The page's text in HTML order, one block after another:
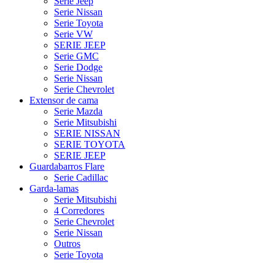
Serie Nissan
Serie Toyota
Serie VW
SERIE JEEP
Serie GMC
Serie Dodge
Serie Nissan
Serie Chevrolet
Extensor de cama
Serie Mazda
Serie Mitsubishi
SERIE NISSAN
SERIE TOYOTA
SERIE JEEP
Guardabarros Flare
Serie Cadillac
Garda-lamas
Serie Mitsubishi
4 Corredores
Serie Chevrolet
Serie Nissan
Outros
Serie Toyota